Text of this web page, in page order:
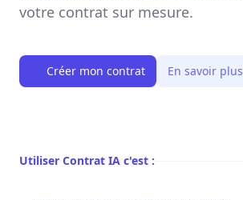
votre contrat sur mesure.
Créer mon contrat En savoir plus
Utiliser Contrat IA c'est :